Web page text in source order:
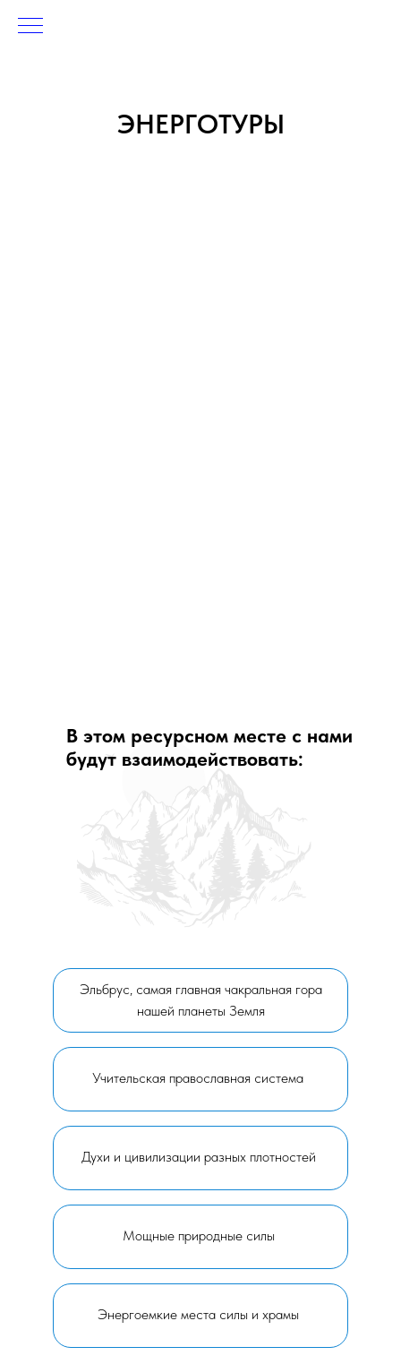
ЭНЕРГОТУРЫ
В этом ресурсном месте с нами
будут взаимодействовать:
Эльбрус, самая главная чакральная гора
нашей планеты Земля
Духи и цивилизации разных плотностей
Учительская православная система
Энергоемкие места силы и храмы
Мощные природные силы